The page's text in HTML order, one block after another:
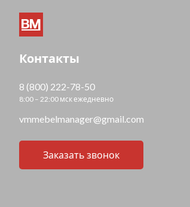
Контакты
8 (800) 222-78-50
8:00 – 22:00 мск ежедневно
vmmebelmanager@gmail.com
Заказать звонок